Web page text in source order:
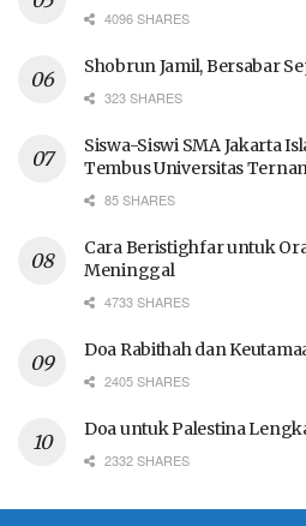
4096 SHARES
Shobrun Jamil, Bersabar
323 SHARES
Siswa-Siswi SMA Jakarta
Tembus Universitas
85 SHARES
Cara Beristighfar untuk
Meninggal
4733 SHARES
Doa Rabithah dan
2405 SHARES
Doa untuk Palestina
2332 SHARES